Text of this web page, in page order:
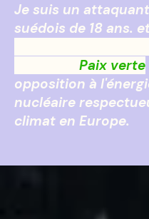
Je suis un
suédois de 18 ans.
Paix verte
opposition à
nucléaire
climat en Europe.